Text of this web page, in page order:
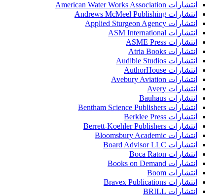
انتشارات American Water Works Association
انتشارات Andrews McMeel Publishing
انتشارات Applied Sturgeon Agency
انتشارات ASM International
انتشارات ASME Press
انتشارات Atria Books
انتشارات Audible Studios
انتشارات AuthorHouse
انتشارات Avebury Aviation
انتشارات Avery
انتشارات Bauhaus
انتشارات Bentham Science Publishers
انتشارات Berklee Press
انتشارات Berrett-Koehler Publishers
انتشارات Bloomsbury Academic
انتشارات Board Advisor LLC
انتشارات Boca Raton
انتشارات Books on Demand
انتشارات Boom
انتشارات Bravex Publications
انتشارات BRILL